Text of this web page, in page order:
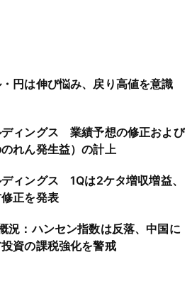
円は伸び悩み、戻り高値を意識
ディングス 業績予想の修正および
れん発生益）の計上
ィングス 1Qは2ケタ増収増益、
正を発表
況：ハンセン指数は反落、中国に
資の課税強化を警戒